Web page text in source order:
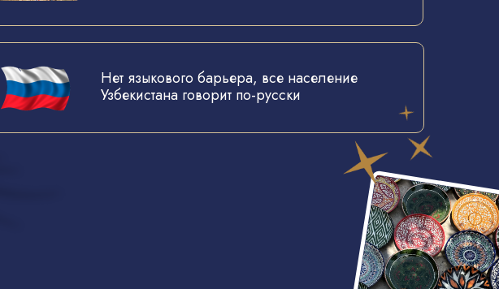
Нет языкового барьера, все население
Узбекистана говорит по-русски